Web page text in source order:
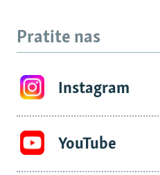
Pratite nas
Instagram
YouTube